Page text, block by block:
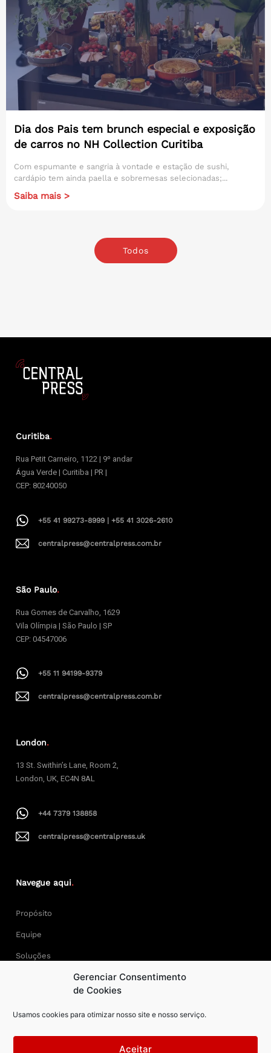
Gerenciar Consentimento
de Cookies
Usamos cookies para otimizar nosso site e nosso serviço.
Aceitar
Dia dos Pais tem brunch especial e exposição
de carros no NH Collection Curitiba
Com espumante e sangria à vontade e estação de sushi,
cardápio tem ainda paella e sobremesas selecionadas;...
Saiba mais >
Todos
Curitiba.
Rua Petit Carneiro, 1122 | 9º andar
Água Verde | Curitiba | PR |
CEP: 80240050
+55 41 99273-8999 | +55 41 3026-2610
centralpress@centralpress.com.br
São Paulo.
Rua Gomes de Carvalho, 1629
Vila Olímpia | São Paulo | SP
CEP: 04547006
+55 11 94199-9379
centralpress@centralpress.com.br
London.
13 St. Swithin’s Lane, Room 2,
London, UK, EC4N 8AL
+44 7379 138858
centralpress@centralpress.uk
Navegue aqui.
Propósito
Equipe
Soluções